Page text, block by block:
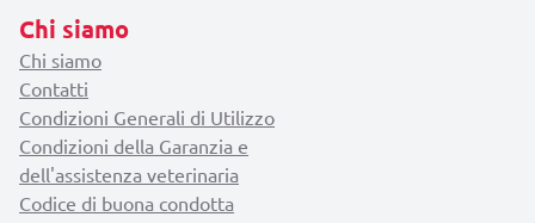
Chi siamo
Chi siamo
Contatti
Condizioni Generali di Utilizzo
Condizioni della Garanzia e
dell'assistenza veterinaria
Codice di buona condotta